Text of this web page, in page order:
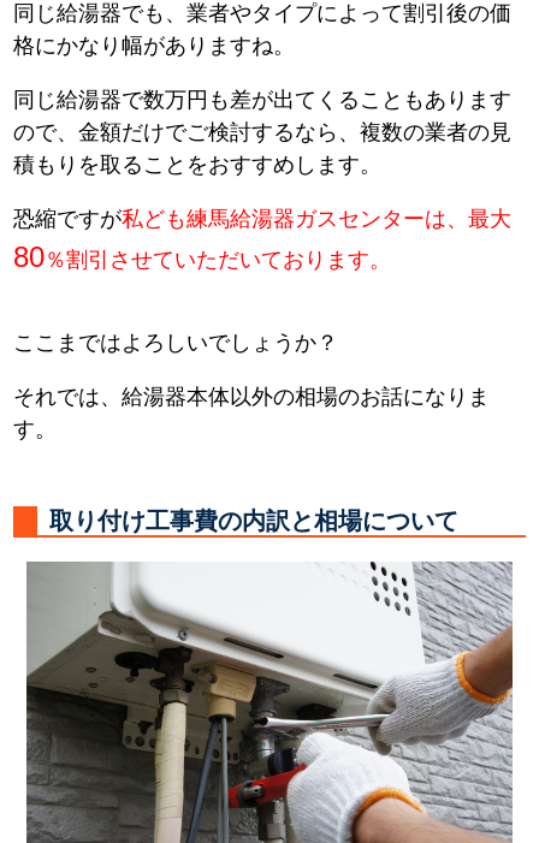
同じ給湯器でも、業者やタイプによって割引後の価
格にかなり幅がありますね。
同じ給湯器で数万円も差が出てくることもあります
ので、金額だけでご検討するなら、複数の業者の見
積もりを取ることをおすすめします。
恐縮ですが私ども練馬給湯器ガスセンターは、最大
80％割引させていただいております。
ここまではよろしいでしょうか？
それでは、給湯器本体以外の相場のお話になりま
す。
取り付け工事費の内訳と相場について